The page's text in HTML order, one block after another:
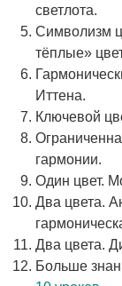
светлота.
Символизм
тёплые»
Иттена.
Ключевой
гармонии.
Один цвет.
Два цвета.
Два цвета.
Больше